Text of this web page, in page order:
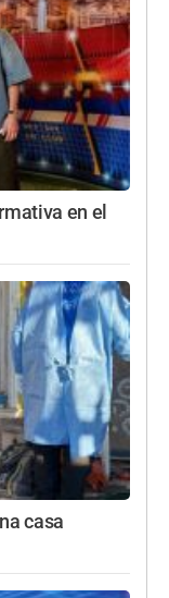
en el
casa